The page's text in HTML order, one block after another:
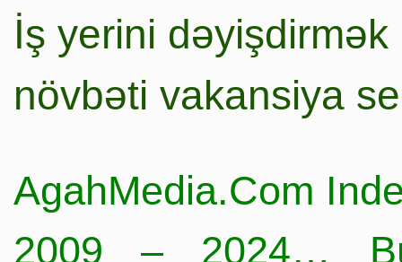
İş yerini
növbəti vakansiya
AgahMedia.Com
2009 – 2024…